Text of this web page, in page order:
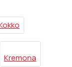
Kremona